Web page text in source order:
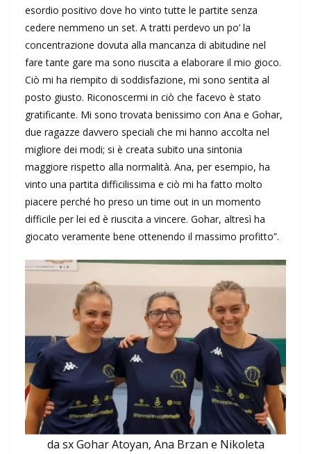
esordio positivo dove ho vinto tutte le partite senza
cedere nemmeno un set. A tratti perdevo un po’ la
concentrazione dovuta alla mancanza di abitudine nel
fare tante gare ma sono riuscita a elaborare il mio gioco.
Ciò mi ha riempito di soddisfazione, mi sono sentita al
posto giusto. Riconoscermi in ciò che facevo è stato
gratificante. Mi sono trovata benissimo con Ana e Gohar,
due ragazze davvero speciali che mi hanno accolta nel
migliore dei modi; si è creata subito una sintonia
maggiore rispetto alla normalità. Ana, per esempio, ha
vinto una partita difficilissima e ciò mi ha fatto molto
piacere perché ho preso un time out in un momento
difficile per lei ed è riuscita a vincere. Gohar, altresì ha
giocato veramente bene ottenendo il massimo profitto”.
da sx Gohar Atoyan, Ana Brzan e Nikoleta